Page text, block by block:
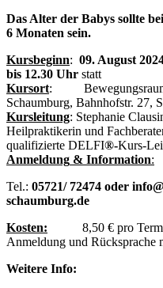
Das Alter der Babys sollte
6 Monaten sein.
Kursbeginn: 09. August
bis 12.30 Uhr statt
Kursort: Bewegungsraum
Schaumburg, Bahnhofstr. 27,
Kursleitung: Stephanie
Heilpraktikerin und
qualifizierte DELFI®-Kurs-
Anmeldung & Information:
Tel.: 05721/ 72474 oder
schaumburg.de
Kosten:
8,50 € pro
Anmeldung und Rücksprache
Weitere Info: